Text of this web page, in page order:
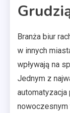
Branża biur
w innych
wpływają na
Jednym z
nowoczesnym